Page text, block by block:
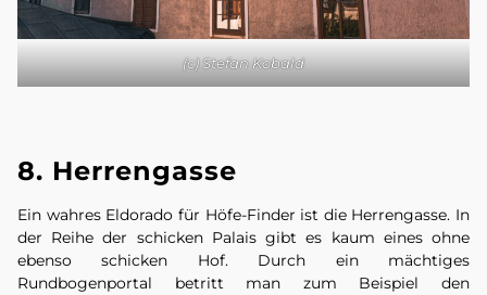
(c) Stefan Kobald
8. Herrengasse
Ein wahres Eldorado für Höfe-Finder ist die Herrengasse. In
der Reihe der schicken Palais gibt es kaum eines ohne
ebenso schicken Hof. Durch ein mächtiges
Rundbogenportal betritt man zum Beispiel den